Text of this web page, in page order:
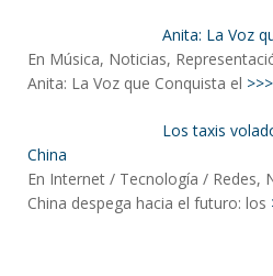
Anita: La Voz
En Música, Noticias,
Anita: La Voz que Conquista el
Los taxis
China
En Internet / Tecnología / Redes,
China despega hacia el futuro: los